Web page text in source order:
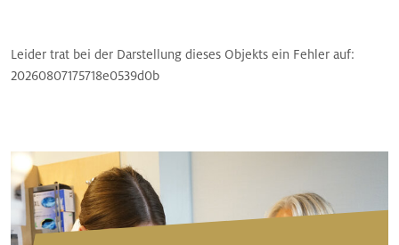
Leider trat bei der Darstellung dieses Objekts ein Fehler auf:
20260807175718e0539d0b